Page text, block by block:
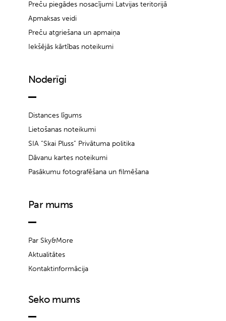
Preču piegādes nosacījumi Latvijas teritorijā
Apmaksas veidi
Preču atgriešana un apmaiņa
Iekšējās kārtības noteikumi
Noderīgi
Distances līgums
Lietošanas noteikumi
SIA “Skai Pluss” Privātuma politika
Dāvanu kartes noteikumi
Pasākumu fotografēšana un filmēšana
Par mums
Par Sky&More
Aktualitātes
Kontaktinformācija
Seko mums